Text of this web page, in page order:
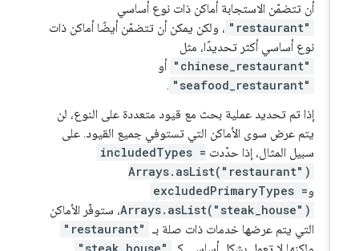
أن تتضمّن الاستجابة أماكن ذات نوع أساسي
"restaurant" ، ولكن يمكن أن تتضمّن أيضًا أماكن ذات
نوع أساسي أكثر تحديدًا، مثل
"chinese_restaurant" أو
"seafood_restaurant"
.
إذا تم تحديد عملية بحث مع قيود متعددة على النوع، لن
يتم عرض سوى الأماكن التي تستوفي جميع القيود. على
سبيل المثال، إذا حدّدتincludedTypes =
Arrays.asList("restaurant")
excludedPrimaryTypes =
Arrays.asList("steak_house")، ستوفّر الأماكن
التي يتم عرضها خدمات ذات صلة بـ "restaurant"